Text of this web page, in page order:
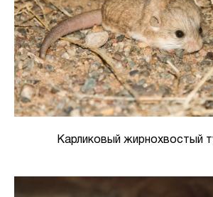
Карликовый жирнохвостый